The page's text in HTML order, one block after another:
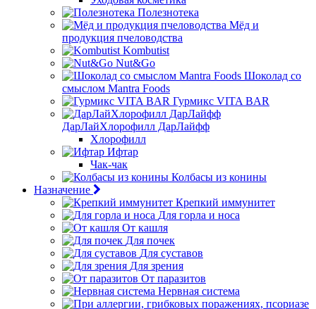
Полезнотека
Мёд и
продукция пчеловодства
Kombutist
Nut&Go
Шоколад со
смыслом Mantra Foods
Гурмикс VITA BAR
ДарЛайХлорофилл ДарЛайфф
Хлорофилл
Ифтар
Чак-чак
Колбасы из конины
Назначение
Крепкий иммунитет
Для горла и носа
От кашля
Для почек
Для суставов
Для зрения
От паразитов
Нервная система